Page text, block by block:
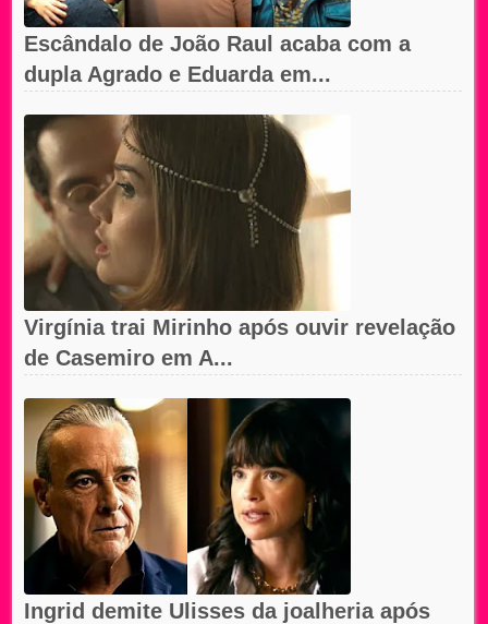
Escândalo de João Raul acaba com a
dupla Agrado e Eduarda em...
Virgínia trai Mirinho após ouvir revelação
de Casemiro em A...
Ingrid demite Ulisses da joalheria após